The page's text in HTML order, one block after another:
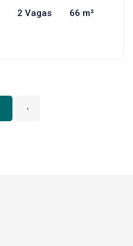
2 Vagas 66 m²
›